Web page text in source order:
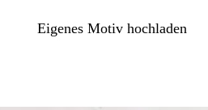
Eigenes Motiv hochladen